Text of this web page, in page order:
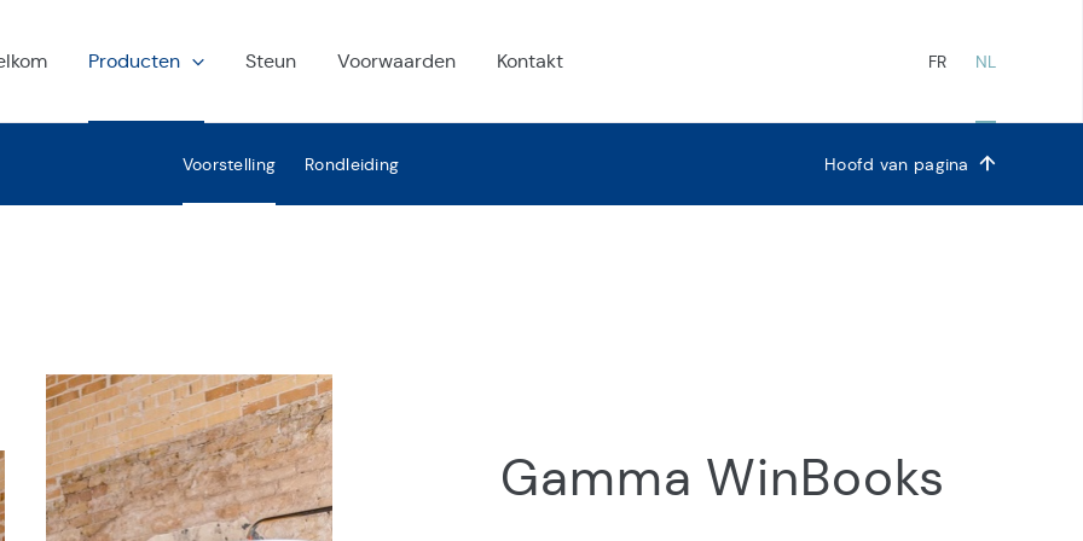
WinBooks
Gamma WinBooks
Producten Steun Voorwaarden Kontakt FR NL
Voorstelling Rondleiding Hoofd van pagina